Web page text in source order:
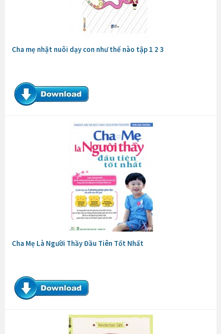
Cha mẹ nhật nuôi dạy con như thế nào tập 1 2 3
Cha Mẹ Là Người Thầy Đầu Tiên Tốt Nhất